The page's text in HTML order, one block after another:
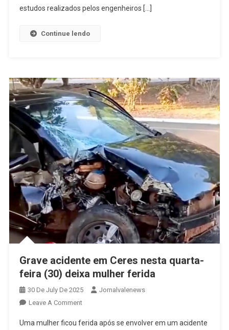
Trânsito
estudos realizados pelos engenheiros […]
Continue lendo
Grave acidente em Ceres nesta quarta-
feira (30) deixa mulher ferida
30 De July De 2025
Jornalvalenews
Leave A CommentOn
Acidente
Uma mulher ficou ferida após se envolver em um acidente